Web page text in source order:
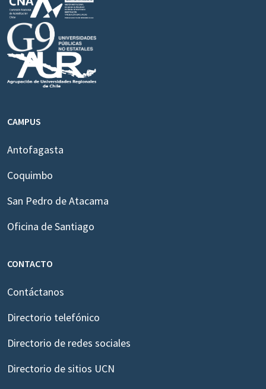
CAMPUS
Antofagasta
Coquimbo
San Pedro de Atacama
Oficina de Santiago
CONTACTO
Contáctanos
Directorio telefónico
Directorio de redes sociales
Directorio de sitios UCN